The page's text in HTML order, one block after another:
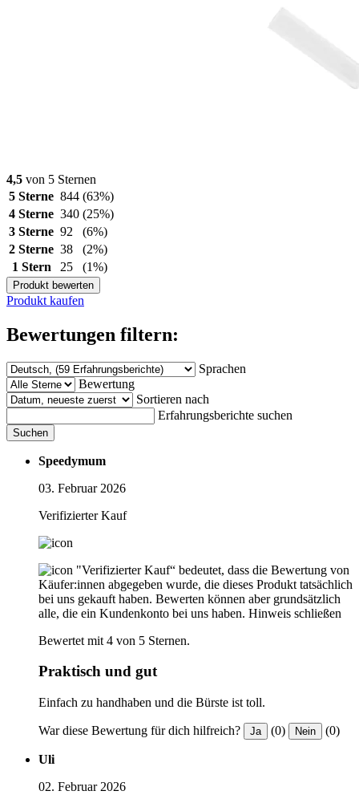
4,5 von 5 Sternen
5 Sterne 844 (63%)
4 Sterne 340 (25%)
3 Sterne 92
(6%)
2 Sterne 38
(2%)
1 Stern
25 (1%)
Produkt bewerten
Produkt kaufen
Bewertungen filtern:
Sprachen
Bewertung
Sortieren nach
Erfahrungsberichte suchen
Suchen
Speedymum
03. Februar 2026
Verifizierter Kauf
"Verifizierter Kauf“ bedeutet, dass die Bewertung von
Käufer:innen abgegeben wurde, die dieses Produkt tatsächlich
bei uns gekauft haben. Bewerten können aber grundsätzlich
alle, die ein Kundenkonto bei uns haben. Hinweis schließen
Bewertet mit 4 von 5 Sternen.
Praktisch und gut
Einfach zu handhaben und die Bürste ist toll.
War diese Bewertung für dich hilfreich? Ja (0) Nein (0)
Uli
02. Februar 2026